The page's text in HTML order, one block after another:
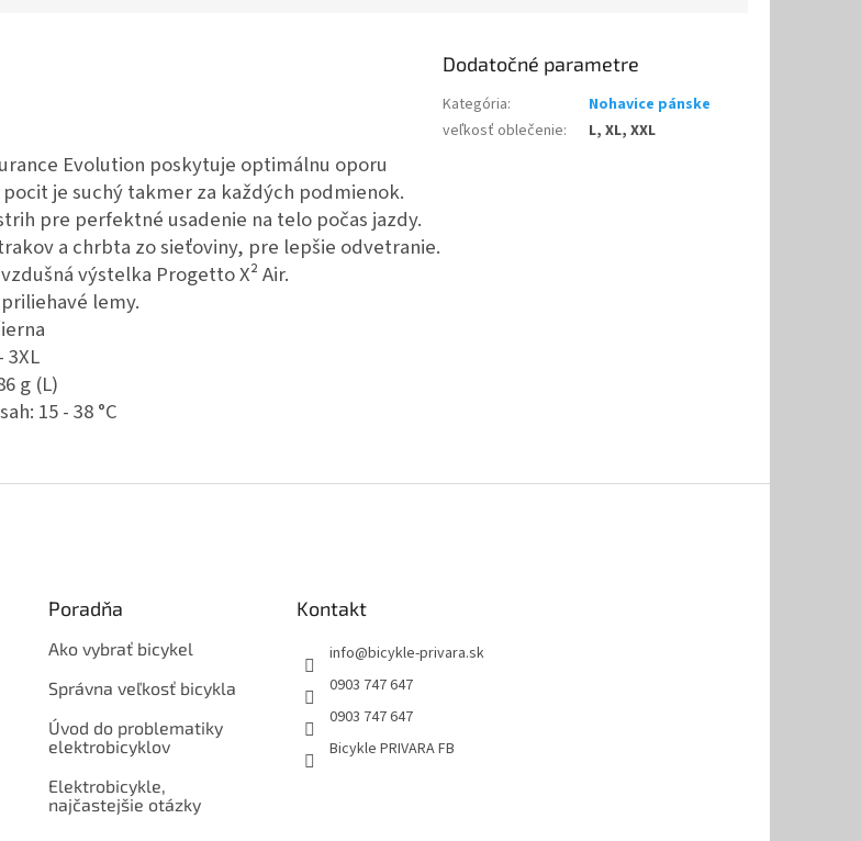
Evolution poskytuje optimálnu oporu
pocit je suchý takmer za každých podmienok.
pre perfektné usadenie na telo počas jazdy.
a chrbta zo sieťoviny, pre lepšie odvetranie.
výstelka Progetto X² Air.
lemy.
3XL
g (L)
15 - 38 °C
Dodatočné parametre
Kategória:
Nohavice pánske
veľkosť oblečenie: L, XL, XXL
Poradňa
Ako vybrať bicykel
Správna veľkosť bicykla
Úvod do problematiky
elektrobicyklov
Elektrobicykle,
najčastejšie otázky
Kontakt
info@bicykle-privara.sk
0903 747 647
0903 747 647
Bicykle PRIVARA FB